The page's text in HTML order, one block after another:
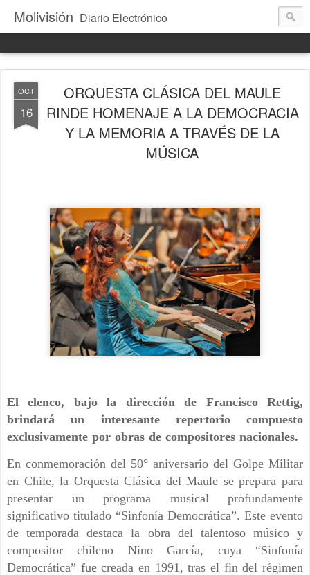
Molivisión Diario Electrónico
OCT
16
ORQUESTA CLÁSICA DEL MAULE
RINDE HOMENAJE A LA DEMOCRACIA
Y LA MEMORIA A TRAVÉS DE LA
MÚSICA
El elenco, bajo la dirección de Francisco Rettig,
brindará un interesante repertorio compuesto
exclusivamente por obras de compositores nacionales.
En conmemoración del 50° aniversario del Golpe Militar
en Chile, la Orquesta Clásica del Maule se prepara para
presentar un programa musical profundamente
significativo titulado “Sinfonía Democrática”. Este evento
de temporada destaca la obra del talentoso músico y
compositor chileno Nino García, cuya “Sinfonía
Democrática” fue creada en 1991, tras el fin del régimen